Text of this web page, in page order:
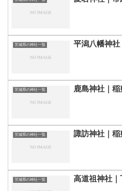
茨城県の神社一覧 平潟八幡神
茨城県の神社一覧 鹿島神社｜
茨城県の神社一覧 諏訪神社｜
茨城県の神社一覧 高道祖神社